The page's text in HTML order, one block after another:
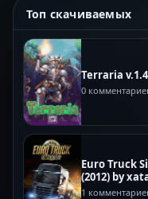
Топ скачиваемых
Terraria
0
Euro Truck
(2012) by
1